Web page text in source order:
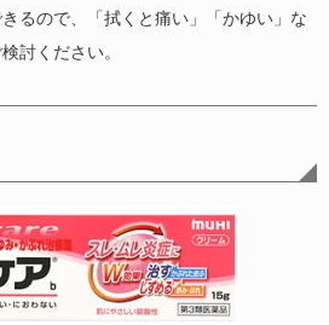
るので、「拭くと痛い」「かゆい」な
討ください。